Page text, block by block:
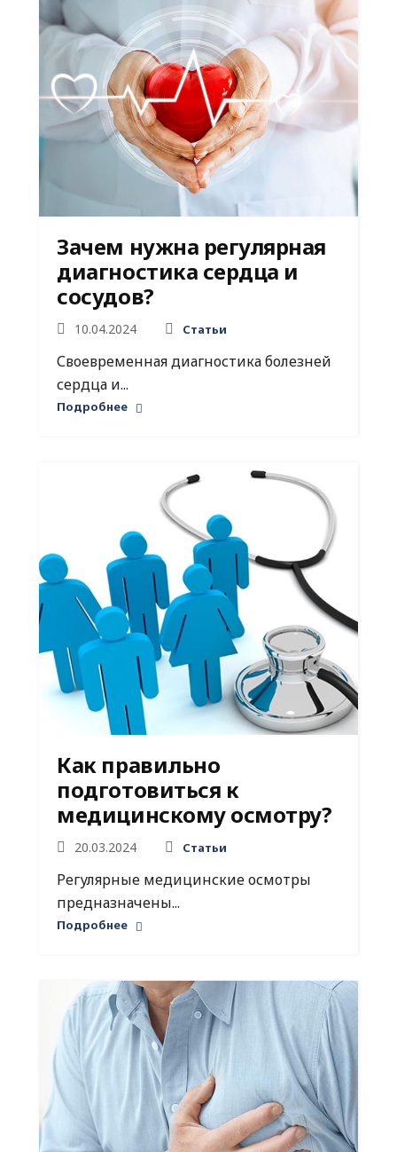
Зачем нужна регулярная
диагностика сердца и
сосудов?
10.04.2024 Статьи
Своевременная диагностика болезней
сердца и...
Подробнее
Как правильно
подготовиться к
медицинскому осмотру?
20.03.2024 Статьи
Регулярные медицинские осмотры
предназначены...
Подробнее